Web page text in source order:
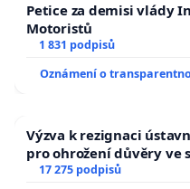
Petice za demisi vlády
Motoristů
1 831 podpisů
Oznámení o
Výzva k rezignaci
pro ohrožení důvěry ve
17 275 podpisů